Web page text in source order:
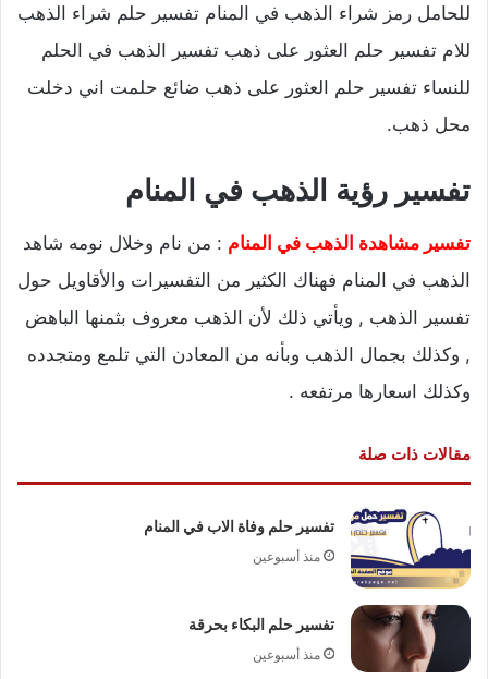
للحامل رمز شراء الذهب في المنام تفسير حلم شراء الذهب
للام تفسير حلم العثور على ذهب تفسير الذهب في الحلم
للنساء تفسير حلم العثور على ذهب ضائع حلمت اني دخلت
محل ذهب.
تفسير رؤية الذهب في المنام
تفسير مشاهدة الذهب في المنام : من نام وخلال نومه شاهد
الذهب في المنام فهناك الكثير من التفسيرات والأقاويل حول
تفسير الذهب , ويأتي ذلك لأن الذهب معروف بثمنها الباهض
, وكذلك بجمال الذهب وبأنه من المعادن التي تلمع ومتجدده
وكذلك اسعارها مرتفعه .
مقالات ذات صلة
تفسير حلم وفاة الاب في المنام
منذ أسبوعين
تفسير حلم البكاء بحرقة
منذ أسبوعين